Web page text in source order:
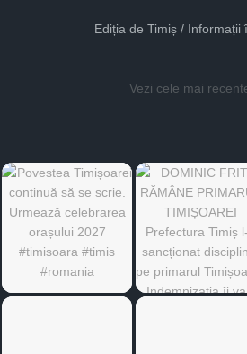
Ediția de Timiș / Informații
Vezi cele mai